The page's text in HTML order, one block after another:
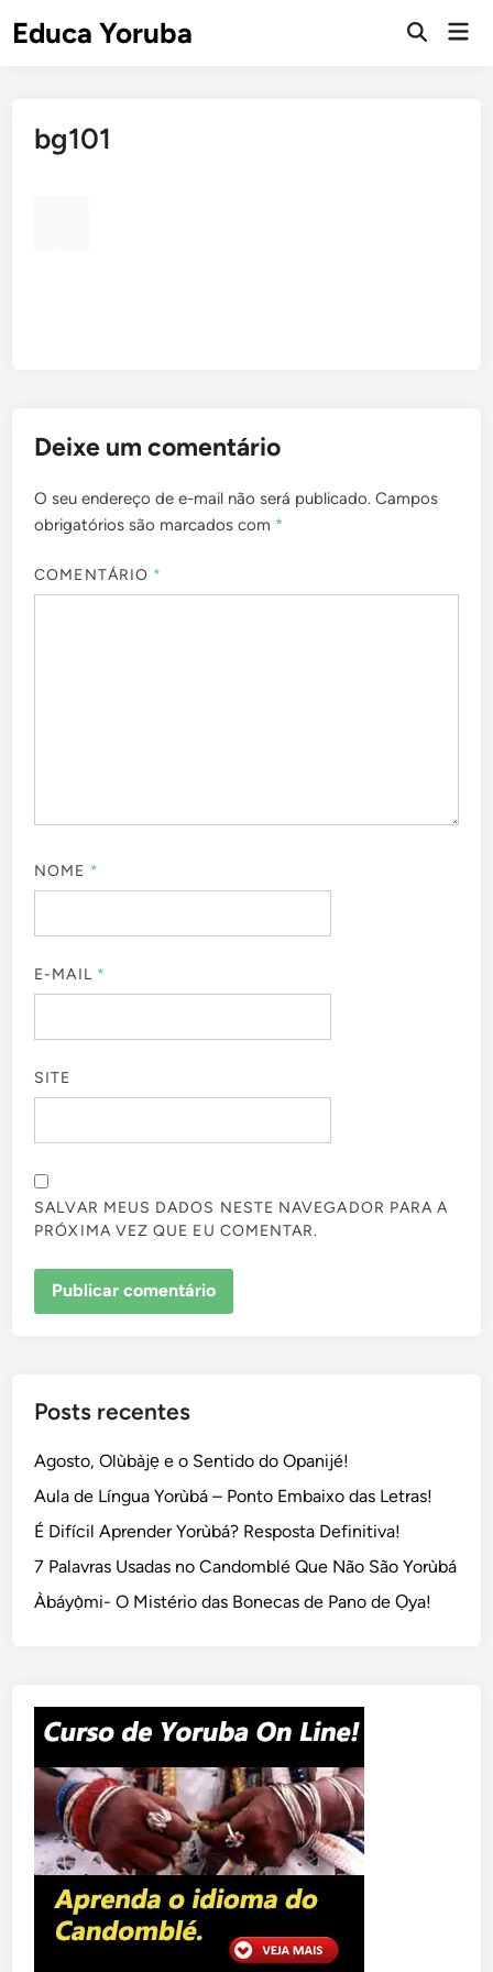
toEduca Yoruba
Open
bg101
Deixe um comentário
O seu endereço de e-mail não será publicado. Campos
obrigatórios são marcados com *
COMENTÁRIO *
NOME *
E-MAIL *
SITE
SALVAR MEUS DADOS NESTE NAVEGADOR PARA A
PRÓXIMA VEZ QUE EU COMENTAR.
Posts recentes
Agosto, Olùbàjẹ e o Sentido do Opanijé!
Aula de Língua Yorùbá – Ponto Embaixo das Letras!
É Difícil Aprender Yorùbá? Resposta Definitiva!
7 Palavras Usadas no Candomblé Que Não São Yorùbá
Àbáyọ̀mi- O Mistério das Bonecas de Pano de Ọya!